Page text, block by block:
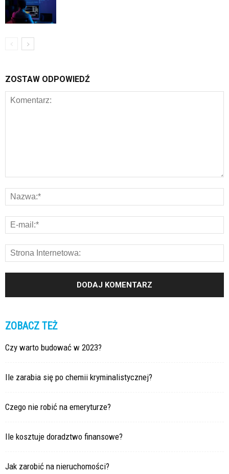
ZOSTAW ODPOWIEDŹ
ZOBACZ TEŻ
Czy warto budować w 2023?
Ile zarabia się po chemii kryminalistycznej?
Czego nie robić na emeryturze?
Ile kosztuje doradztwo finansowe?
Jak zarobić na nieruchomości?